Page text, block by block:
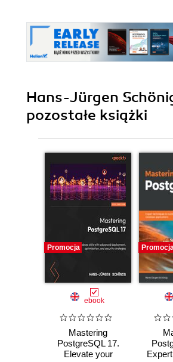
Hans-Jürgen
pozostałe książki
Promocja
ebook
Mastering
PostgreSQL 17.
Elevate your